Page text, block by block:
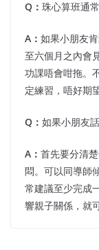
Q： 珠心算班通
A： 如果小朋友
至六個月之內會
功課唔會咁拖。
定練習，唔好期
Q： 如果小朋友
A： 首先要分清
悶。可以同導師
常建議至少完成
響親子關係，就